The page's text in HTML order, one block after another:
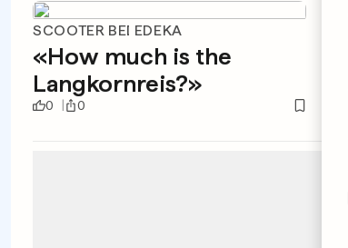
SCOOTER BEI EDEKA
«How much is the
Langkornreis?»
0 0